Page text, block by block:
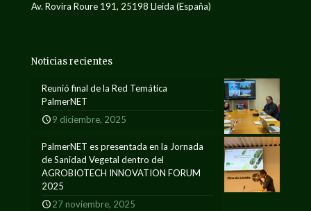
Av. Rovira Roure 191, 25198 Lleida (España)
Noticias recientes
Reunió final de la Red Temática
PalmerNET
9 diciembre, 2025
PalmerNET es presentada en la Jornada
de Sanidad Vegetal dentro del
AGROBIOTECH INNOVATION FORUM
2025
27 noviembre, 2025